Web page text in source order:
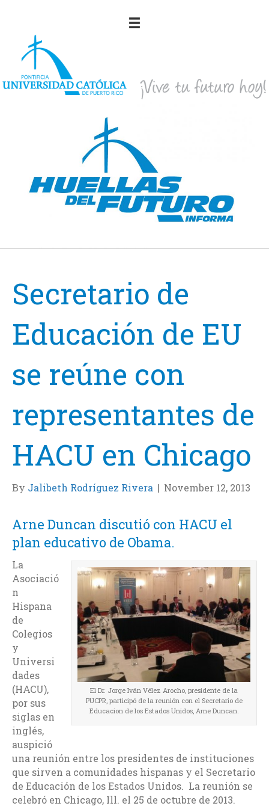
Secretario de
Educación de EU
se reúne con
representantes de
HACU en Chicago
By Jalibeth Rodríguez Rivera | November 12, 2013
Arne Duncan discutió con HACU el
plan educativo de Obama.
El Dr. Jorge Iván Vélez Arocho, presidente de la
PUCPR, participó de la reunión con el Secretario de
Educacion de los Estados Unidos, Arne Duncan.
La
Asociació
n
Hispana
de
Colegios
y
Universi
dades
(HACU),
por sus
siglas en
inglés,
auspició
una reunión entre los presidentes de instituciones
que sirven a comunidades hispanas y el Secretario
de Educación de los Estados Unidos. La reunión se
celebró en Chicago, Ill. el 25 de octubre de 2013.